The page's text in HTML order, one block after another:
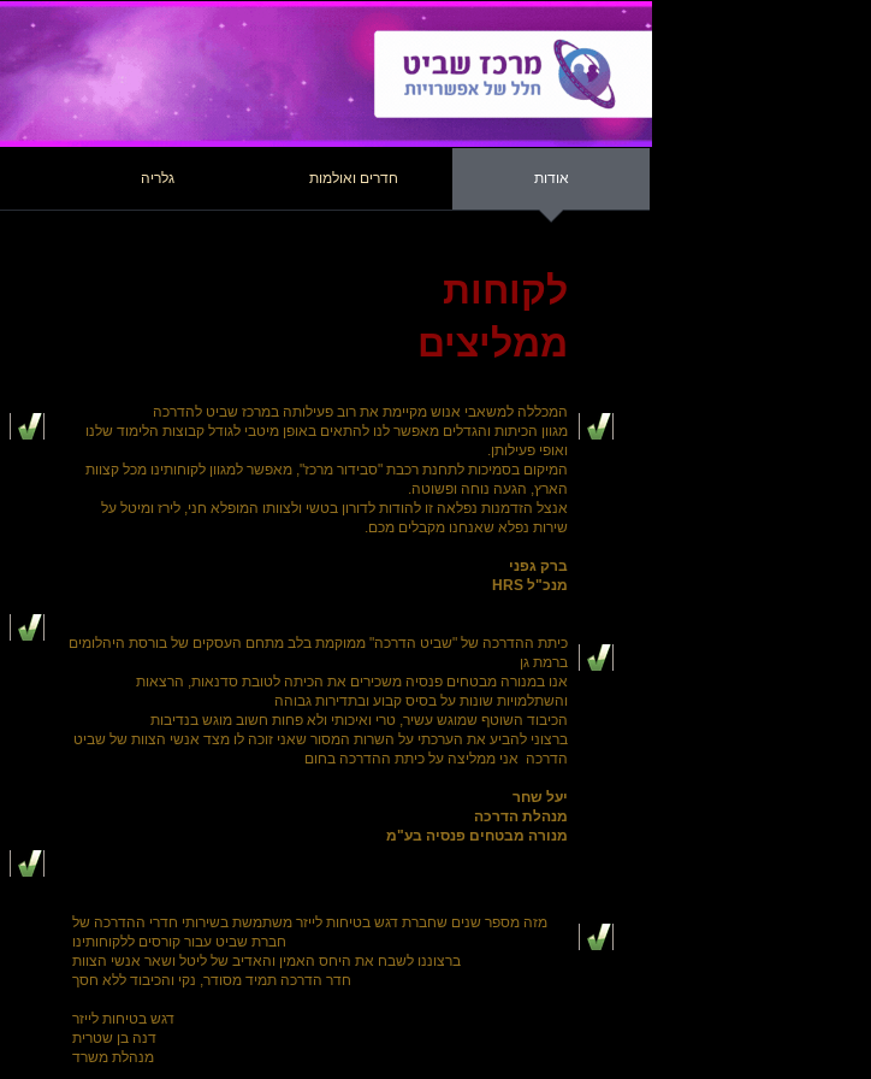
אודות חדרים ואולמות גלריה
לקוחות
ממליצים
המכללה למשאבי אנוש מקיימת את רוב פעילותה במרכז שביט להדרכה
מגוון הכיתות והגדלים מאפשר לנו להתאים באופן מיטבי לגודל קבוצות הלימוד שלנו
ואופי פעילותן.
המיקום בסמיכות לתחנת רכבת "סבידור מרכז", מאפשר למגוון לקוחותינו מכל קצוות
הארץ, הגעה נוחה ופשוטה.
אנצל הזדמנות נפלאה זו להודות לדורון בטשי ולצוותו המופלא חני, לירז ומיטל על
שירות נפלא שאנחנו מקבלים מכם.
ברק גפני
מנכ"ל HRS
כיתת ההדרכה של "שביט הדרכה" ממוקמת בלב מתחם העסקים של בורסת היהלומים
ברמת גן
אנו במנורה מבטחים פנסיה משכירים את הכיתה לטובת סדנאות, הרצאות
והשתלמויות שונות על בסיס קבוע ובתדירות גבוהה
הכיבוד השוטף שמוגש עשיר, טרי ואיכותי ולא פחות חשוב מוגש בנדיבות
ברצוני להביע את הערכתי על השרות המסור שאני זוכה לו מצד אנשי הצוות של שביט
הדרכה אני ממליצה על כיתת ההדרכה בחום
יעל שחר
מנהלת הדרכה
מנורה מבטחים פנסיה בע"מ
מזה מספר שנים שחברת דגש בטיחות לייזר משתמשת בשירותי חדרי ההדרכה של
חברת שביט עבור קורסים ללקוחותינו
ברצוננו לשבח את היחס האמין והאדיב של ליטל ושאר אנשי הצוות
חדר הדרכה תמיד מסודר, נקי והכיבוד ללא חסך
דגש בטיחות לייזר
דנה בן שטרית
מנהלת משרד